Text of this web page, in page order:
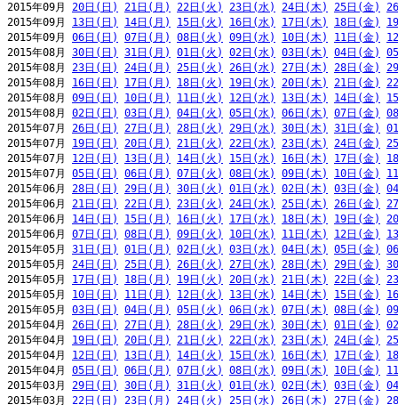
2015年09月 20日(日) 21日(月) 22日(火) 23日(水) 24日(木) 25日(金)
2015年09月 13日(日) 14日(月) 15日(火) 16日(水) 17日(木) 18日(金)
2015年09月 06日(日) 07日(月) 08日(火) 09日(水) 10日(木) 11日(金)
2015年08月 30日(日) 31日(月) 01日(火) 02日(水) 03日(木) 04日(金)
2015年08月 23日(日) 24日(月) 25日(火) 26日(水) 27日(木) 28日(金)
2015年08月 16日(日) 17日(月) 18日(火) 19日(水) 20日(木) 21日(金)
2015年08月 09日(日) 10日(月) 11日(火) 12日(水) 13日(木) 14日(金)
2015年08月 02日(日) 03日(月) 04日(火) 05日(水) 06日(木) 07日(金)
2015年07月 26日(日) 27日(月) 28日(火) 29日(水) 30日(木) 31日(金)
2015年07月 19日(日) 20日(月) 21日(火) 22日(水) 23日(木) 24日(金)
2015年07月 12日(日) 13日(月) 14日(火) 15日(水) 16日(木) 17日(金)
2015年07月 05日(日) 06日(月) 07日(火) 08日(水) 09日(木) 10日(金)
2015年06月 28日(日) 29日(月) 30日(火) 01日(水) 02日(木) 03日(金)
2015年06月 21日(日) 22日(月) 23日(火) 24日(水) 25日(木) 26日(金)
2015年06月 14日(日) 15日(月) 16日(火) 17日(水) 18日(木) 19日(金)
2015年06月 07日(日) 08日(月) 09日(火) 10日(水) 11日(木) 12日(金)
2015年05月 31日(日) 01日(月) 02日(火) 03日(水) 04日(木) 05日(金)
2015年05月 24日(日) 25日(月) 26日(火) 27日(水) 28日(木) 29日(金)
2015年05月 17日(日) 18日(月) 19日(火) 20日(水) 21日(木) 22日(金)
2015年05月 10日(日) 11日(月) 12日(火) 13日(水) 14日(木) 15日(金)
2015年05月 03日(日) 04日(月) 05日(火) 06日(水) 07日(木) 08日(金)
2015年04月 26日(日) 27日(月) 28日(火) 29日(水) 30日(木) 01日(金)
2015年04月 19日(日) 20日(月) 21日(火) 22日(水) 23日(木) 24日(金)
2015年04月 12日(日) 13日(月) 14日(火) 15日(水) 16日(木) 17日(金)
2015年04月 05日(日) 06日(月) 07日(火) 08日(水) 09日(木) 10日(金)
2015年03月 29日(日) 30日(月) 31日(火) 01日(水) 02日(木) 03日(金)
2015年03月 22日(日) 23日(月) 24日(火) 25日(水) 26日(木) 27日(金)